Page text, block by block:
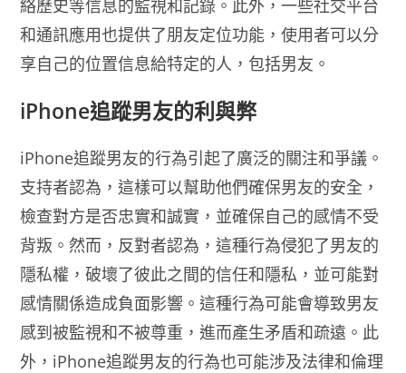
絡歷史等信息的監視和記錄。此外，一些社交平台
和通訊應用也提供了朋友定位功能，使用者可以分
享自己的位置信息給特定的人，包括男友。
iPhone追蹤男友的利與弊
iPhone追蹤男友的行為引起了廣泛的關注和爭議。
支持者認為，這樣可以幫助他們確保男友的安全，
檢查對方是否忠實和誠實，並確保自己的感情不受
背叛。然而，反對者認為，這種行為侵犯了男友的
隱私權，破壞了彼此之間的信任和隱私，並可能對
感情關係造成負面影響。這種行為可能會導致男友
感到被監視和不被尊重，進而產生矛盾和疏遠。此
外，iPhone追蹤男友的行為也可能涉及法律和倫理